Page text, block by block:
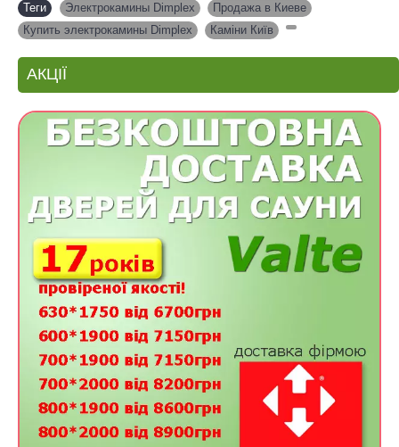
Теги Электрокамины Dimplex Продажа в Киеве
Купить электрокамины Dimplex
Каміни Київ
АКЦІЇ